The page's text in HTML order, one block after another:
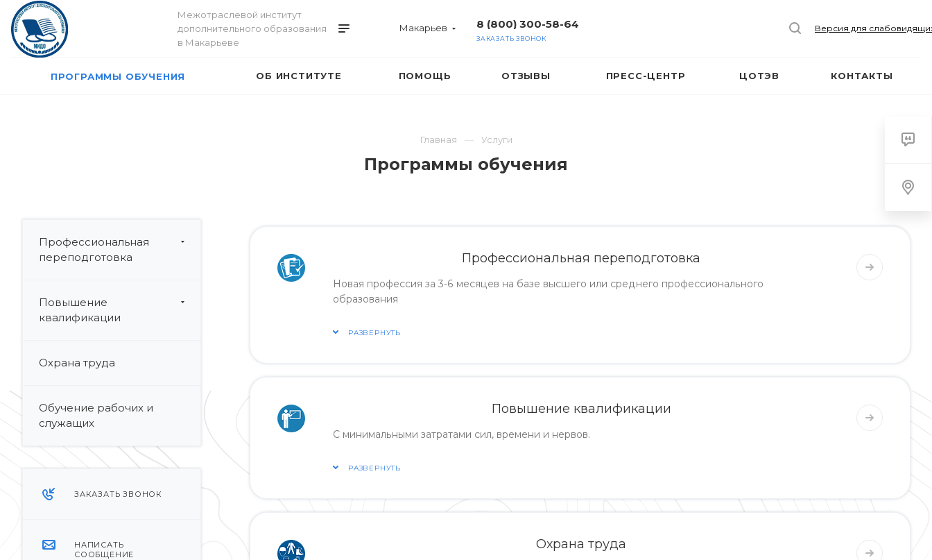
Межотраслевой институт
дополнительного образования
в Макарьеве
Макарьев 8 (800) 300-58-64
ЗАКАЗАТЬ ЗВОНОК
Версия для
ПРОГРАММЫ ОБУЧЕНИЯ ОБ ИНСТИТУТЕ ПОМОЩЬ ОТЗЫВЫ ПРЕСС-ЦЕНТР ЦОТЭВ КОНТАКТЫ
Главная Услуги
Программы обучения
Профессиональная
переподготовка
Повышение
квалификации
Охрана труда
Обучение рабочих и
служащих
ЗАКАЗАТЬ ЗВОНОК
НАПИСАТЬ
СООБЩЕНИЕ
Профессиональная переподготовка
Новая профессия за 3-6 месяцев на базе высшего или среднего профессионального
образования
РАЗВЕРНУТЬ
Повышение квалификации
С минимальными затратами сил, времени и нервов.
РАЗВЕРНУТЬ
Охрана труда